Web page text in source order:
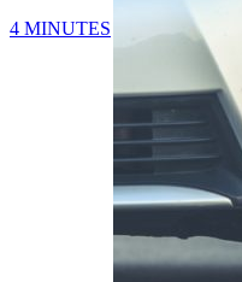
4 MINUTES